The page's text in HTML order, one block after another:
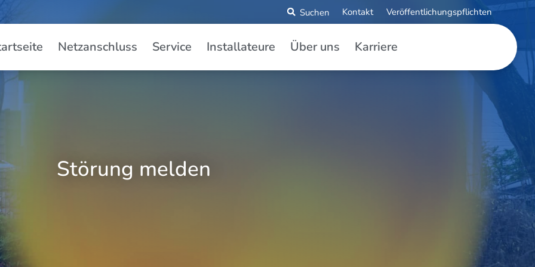
Kontakt Veröffentlichungspflichten
Netzanschluss Service Installateure Über uns Karriere
Störung melden